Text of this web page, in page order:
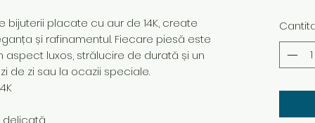
placate cu aur de 14K, create
și rafinamentul. Fiecare piesă este
luxos, strălucire de durată și un
de zi sau la ocazii speciale.
delicată